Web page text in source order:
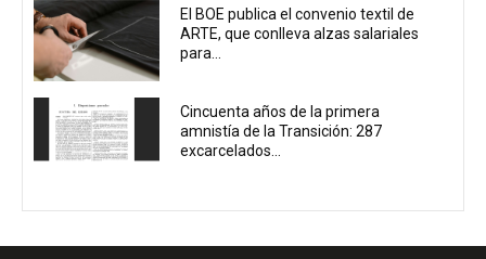
El BOE publica el convenio textil de
ARTE, que conlleva alzas salariales
para...
Cincuenta años de la primera
amnistía de la Transición: 287
excarcelados...